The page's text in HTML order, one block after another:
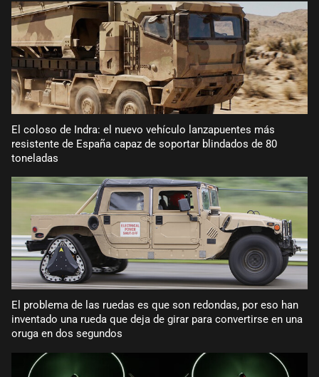
El coloso de Indra: el nuevo vehículo lanzapuentes más
resistente de España capaz de soportar blindados de 80
toneladas
El problema de las ruedas es que son redondas, por eso han
inventado una rueda que deja de girar para convertirse en una
oruga en dos segundos